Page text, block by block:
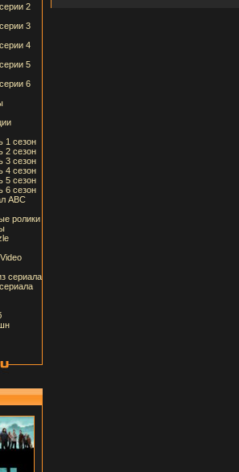
2
3
4
5
6
1 сезон
2 сезон
3 сезон
4 сезон
5 сезон
6 сезон
ABC
ролики
сериала